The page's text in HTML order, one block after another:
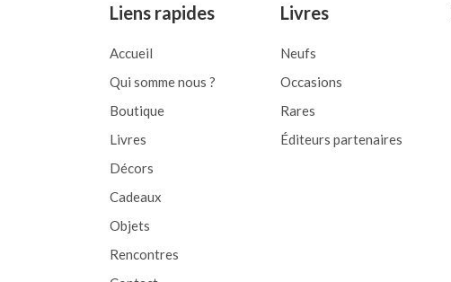
Liens rapides
Accueil
Qui somme nous ?
Boutique
Livres
Décors
Cadeaux
Objets
Rencontres
Livres
Neufs
Occasions
Rares
Éditeurs partenaires